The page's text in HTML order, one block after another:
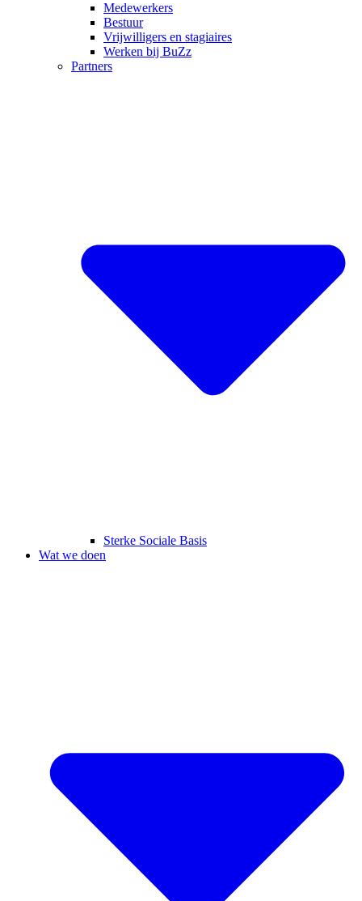
Medewerkers
Bestuur
Vrijwilligers en stagiaires
Werken bij BuZz
Partners
Sterke Sociale Basis
Wat we doen